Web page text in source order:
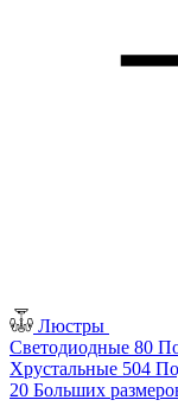
Люстры
Светодиодные 80
Хрустальные 504
20 Больших